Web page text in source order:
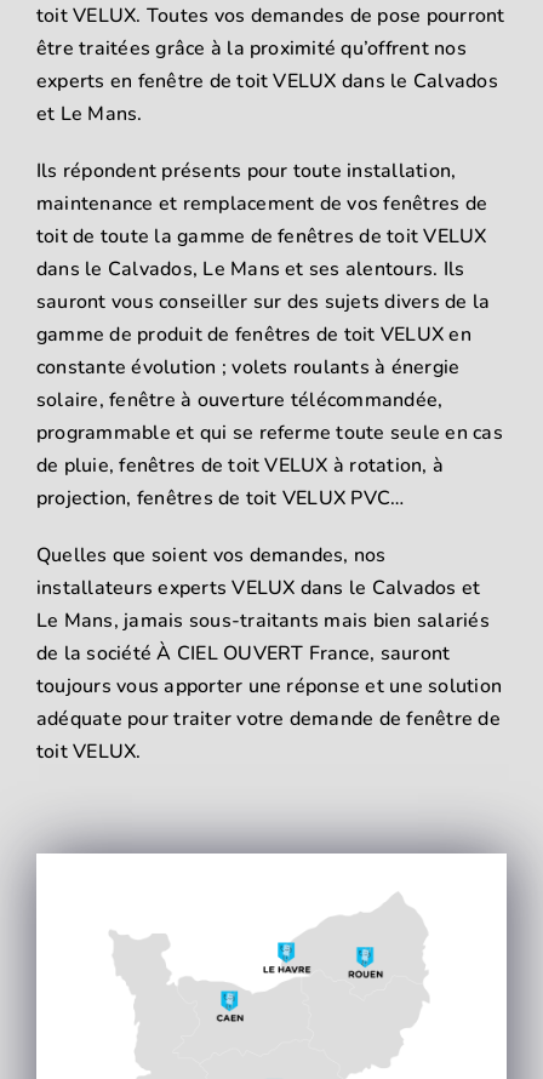
toit VELUX. Toutes vos demandes de pose pourront
être traitées grâce à la proximité qu’offrent nos
experts en fenêtre de toit VELUX dans le Calvados
et Le Mans.
Ils répondent présents pour toute installation,
maintenance et remplacement de vos fenêtres de
toit de toute la gamme de fenêtres de toit VELUX
dans le Calvados, Le Mans et ses alentours. Ils
sauront vous conseiller sur des sujets divers de la
gamme de produit de fenêtres de toit VELUX en
constante évolution ; volets roulants à énergie
solaire, fenêtre à ouverture télécommandée,
programmable et qui se referme toute seule en cas
de pluie, fenêtres de toit VELUX à rotation, à
projection, fenêtres de toit VELUX PVC…
Quelles que soient vos demandes, nos
installateurs experts VELUX dans le Calvados et
Le Mans, jamais sous-traitants mais bien salariés
de la société À CIEL OUVERT France, sauront
toujours vous apporter une réponse et une solution
adéquate pour traiter votre demande de fenêtre de
toit VELUX.